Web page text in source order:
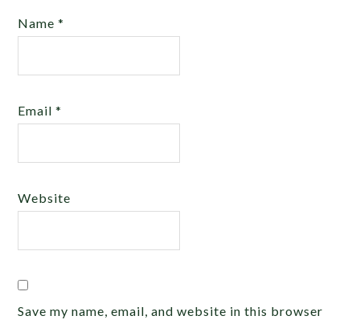
Name*
Email*
Website
Save my name, email, and website in this browser